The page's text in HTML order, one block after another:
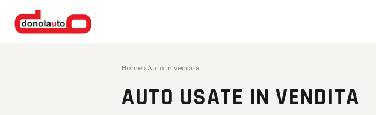
Home › Auto in vendita
AUTO USATE IN VENDITA
VENDUTA 🏁
VENDUTA 🏁
VENDUTA 🏁
VENDUTA 🏁
VENDUTA 🏁